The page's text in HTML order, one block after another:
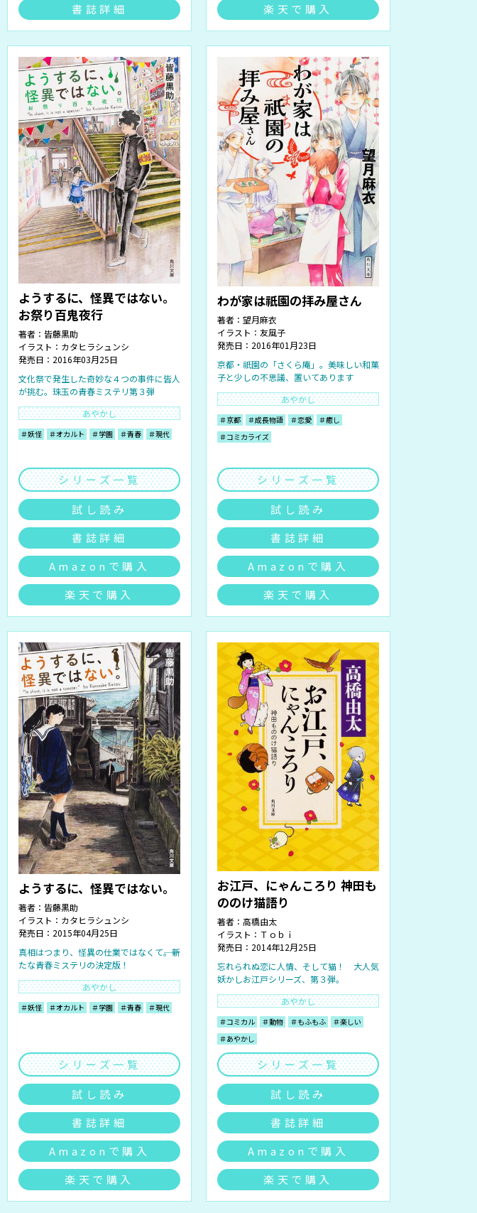
書誌詳細
楽天で購入
ようするに、怪異ではない。
お祭り百鬼夜行
著者： 皆藤黒助
イラスト： カタヒラシュンシ
発売日：2016年03月25日
文化祭で発生した奇妙な４つの事件に皆人
が挑む。珠玉の青春ミステリ第３弾
あやかし
＃妖怪 ＃オカルト ＃学園 ＃青春 ＃現代
シリーズ一覧
試し読み
書誌詳細
Amazonで購入
楽天で購入
わが家は祇園の拝み屋さん
著者： 望月麻衣
イラスト： 友風子
発売日：2016年01月23日
京都・祇園の「さくら庵」。美味しい和菓
子と少しの不思議、置いてあります
あやかし
＃京都 ＃成長物語 ＃恋愛
＃癒し
＃コミカライズ
シリーズ一覧
試し読み
書誌詳細
Amazonで購入
楽天で購入
ようするに、怪異ではない。
著者： 皆藤黒助
イラスト： カタヒラシュンシ
発売日：2015年04月25日
真相はつまり、怪異の仕業ではなくて――。新
たな青春ミステリの決定版！
あやかし
＃妖怪 ＃オカルト ＃学園 ＃青春 ＃現代
シリーズ一覧
試し読み
書誌詳細
Amazonで購入
楽天で購入
お江戸、にゃんころり 神田も
ののけ猫語り
著者： 高橋由太
イラスト： Ｔｏｂｉ
発売日：2014年12月25日
忘れられぬ恋に人情、そして猫！ 大人気
妖かしお江戸シリーズ、第３弾。
あやかし
＃コミカル ＃動物 ＃もふもふ
＃楽しい
＃あやかし
シリーズ一覧
試し読み
書誌詳細
Amazonで購入
楽天で購入